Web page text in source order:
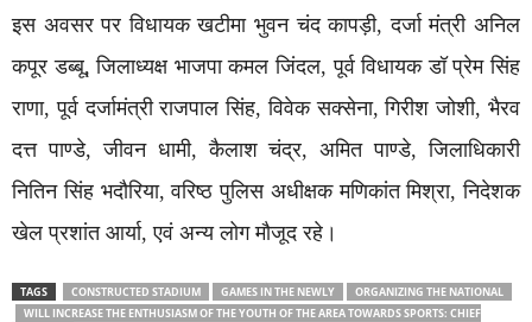
इस अवसर पर विधायक खटीमा भुवन चंद कापड़ी, दर्जा मंत्री अनिल
कपूर डब्बू, जिलाध्यक्ष भाजपा कमल जिंदल, पूर्व विधायक डॉ प्रेम सिंह
राणा, पूर्व दर्जामंत्री राजपाल सिंह, विवेक सक्सेना, गिरीश जोशी, भैरव
दत्त पाण्डे, जीवन धामी, कैलाश चंद्र, अमित पाण्डे, जिलाधिकारी
नितिन सिंह भदौरिया, वरिष्ठ पुलिस अधीक्षक मणिकांत मिश्रा, निदेशक
खेल प्रशांत आर्या, एवं अन्य लोग मौजूद रहे।
TAGS CONSTRUCTED STADIUM GAMES IN THE NEWLY
ORGANIZING THE NATIONAL
WILL INCREASE THE ENTHUSIASM OF THE YOUTH OF THE AREA TOWARDS SPORTS: CHIEF